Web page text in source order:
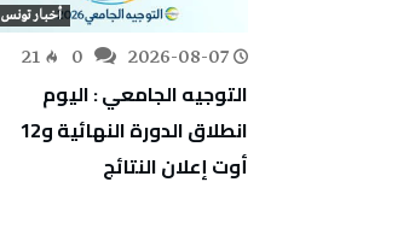
أخبار تونس
2026-08-07
21
التوجيه الجامعي : اليوم
انطلاق الدورة النهائية و12
أوت إعلان النتائج